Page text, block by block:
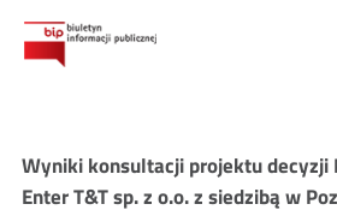
Aktualności
Wyniki konsultacji projektu decyzji
Enter T&T sp. z o.o. z siedzibą w